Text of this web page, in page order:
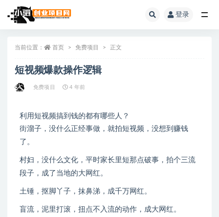
登录
当前位置： 首页 免费项目 正文
短视频爆款操作逻辑
免费项目 4 年前
利用短视频搞到钱的都有哪些人？
街溜子，没什么正经事做，就拍短视频，没想到赚钱
了。
村妇，没什么文化，平时家长里短那点破事，拍个三流
段子，成了当地的大网红。
土锤，抠脚丫子，抹鼻涕，成千万网红。
盲流，泥里打滚，扭点不入流的动作，成大网红。